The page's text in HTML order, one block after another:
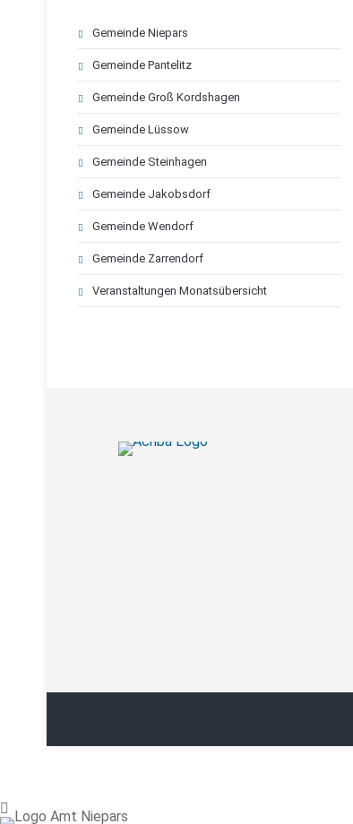
Navigation
überspringen
Gemeinde Niepars
Gemeinde Pantelitz
Gemeinde Groß Kordshagen
Gemeinde Lüssow
Gemeinde Steinhagen
Gemeinde Jakobsdorf
Gemeinde Wendorf
Gemeinde Zarrendorf
Veranstaltungen Monatsübersicht